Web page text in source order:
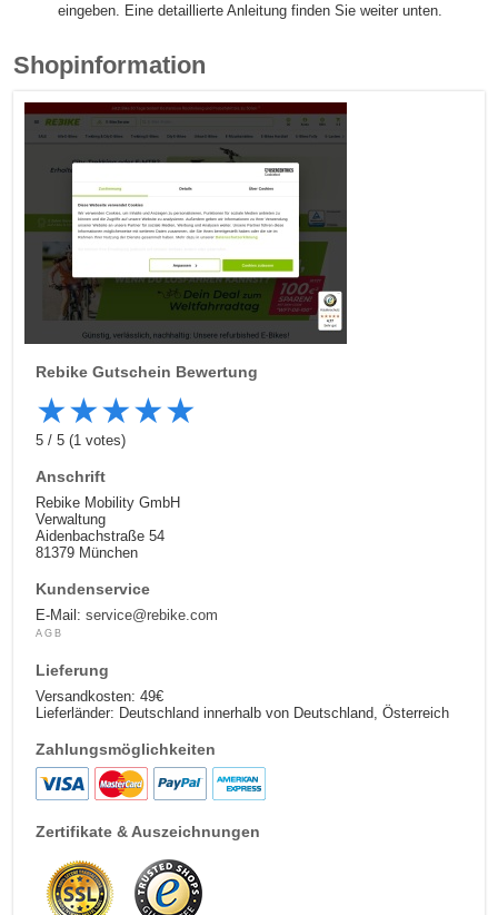
eingeben. Eine detaillierte Anleitung finden Sie weiter unten.
Shopinformation
Rebike Gutschein Bewertung
★★★★★
5/5 (1 votes)
Anschrift
Rebike Mobility GmbH
Verwaltung
Aidenbachstraße 54
81379 München
Kundenservice
E-Mail:service@rebike.com
AGB
Lieferung
Versandkosten: 49€
Lieferländer: Deutschland innerhalb von Deutschland, Österreich
Zahlungsmöglichkeiten
Zertifikate & Auszeichnungen